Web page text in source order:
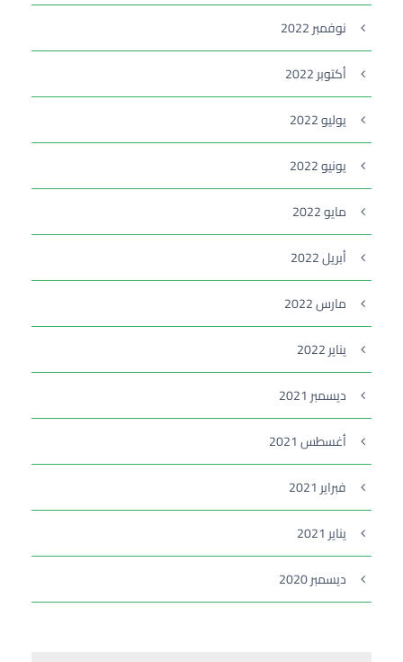
نوفمبر 2022
أكتوبر 2022
يوليو 2022
يونيو 2022
مايو 2022
أبريل 2022
مارس 2022
يناير 2022
ديسمبر 2021
أغسطس 2021
فبراير 2021
يناير 2021
ديسمبر 2020